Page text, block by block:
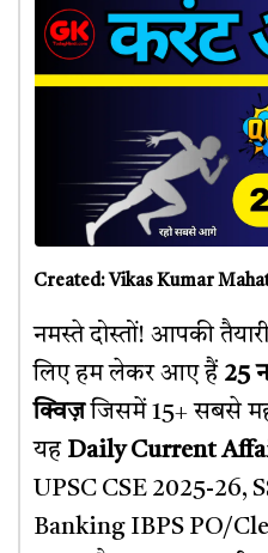
Created: Vikas Kumar
नमस्ते दोस्तों! आपकी
लिए हम लेकर आए हैं 25
क्विज़जिसमें 15+ सबसे
यह Daily Current
UPSC CSE 2025-26,
Banking IBPS PO/